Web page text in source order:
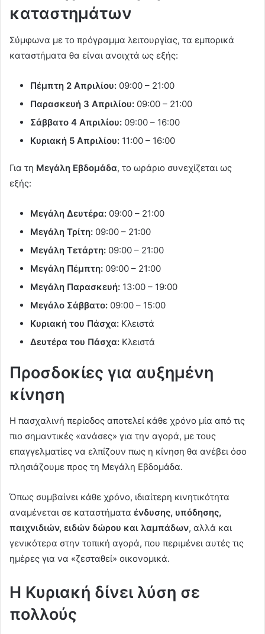
καταστημάτων
Σύμφωνα με το πρόγραμμα λειτουργίας, τα εμπορικά
καταστήματα θα είναι ανοιχτά ως εξής:
Πέμπτη 2 Απριλίου: 09:00 – 21:00
Παρασκευή 3 Απριλίου: 09:00 – 21:00
Σάββατο 4 Απριλίου: 09:00 – 16:00
Κυριακή 5 Απριλίου: 11:00 – 16:00
Για τη Μεγάλη Εβδομάδα, το ωράριο συνεχίζεται ως
εξής:
Μεγάλη Δευτέρα: 09:00 – 21:00
Μεγάλη Τρίτη: 09:00 – 21:00
Μεγάλη Τετάρτη: 09:00 – 21:00
Μεγάλη Πέμπτη: 09:00 – 21:00
Μεγάλη Παρασκευή: 13:00 – 19:00
Μεγάλο Σάββατο: 09:00 – 15:00
Κυριακή του Πάσχα: Κλειστά
Δευτέρα του Πάσχα: Κλειστά
Προσδοκίες για αυξημένη
κίνηση
Η πασχαλινή περίοδος αποτελεί κάθε χρόνο μία από τις
πιο σημαντικές «ανάσες» για την αγορά, με τους
επαγγελματίες να ελπίζουν πως η κίνηση θα ανέβει όσο
πλησιάζουμε προς τη Μεγάλη Εβδομάδα.
Όπως συμβαίνει κάθε χρόνο, ιδιαίτερη κινητικότητα
αναμένεται σε καταστήματα ένδυσης, υπόδησης,
παιχνιδιών, ειδών δώρου και λαμπάδων, αλλά και
γενικότερα στην τοπική αγορά, που περιμένει αυτές τις
ημέρες για να «ζεσταθεί» οικονομικά.
Η Κυριακή δίνει λύση σε
πολλούς